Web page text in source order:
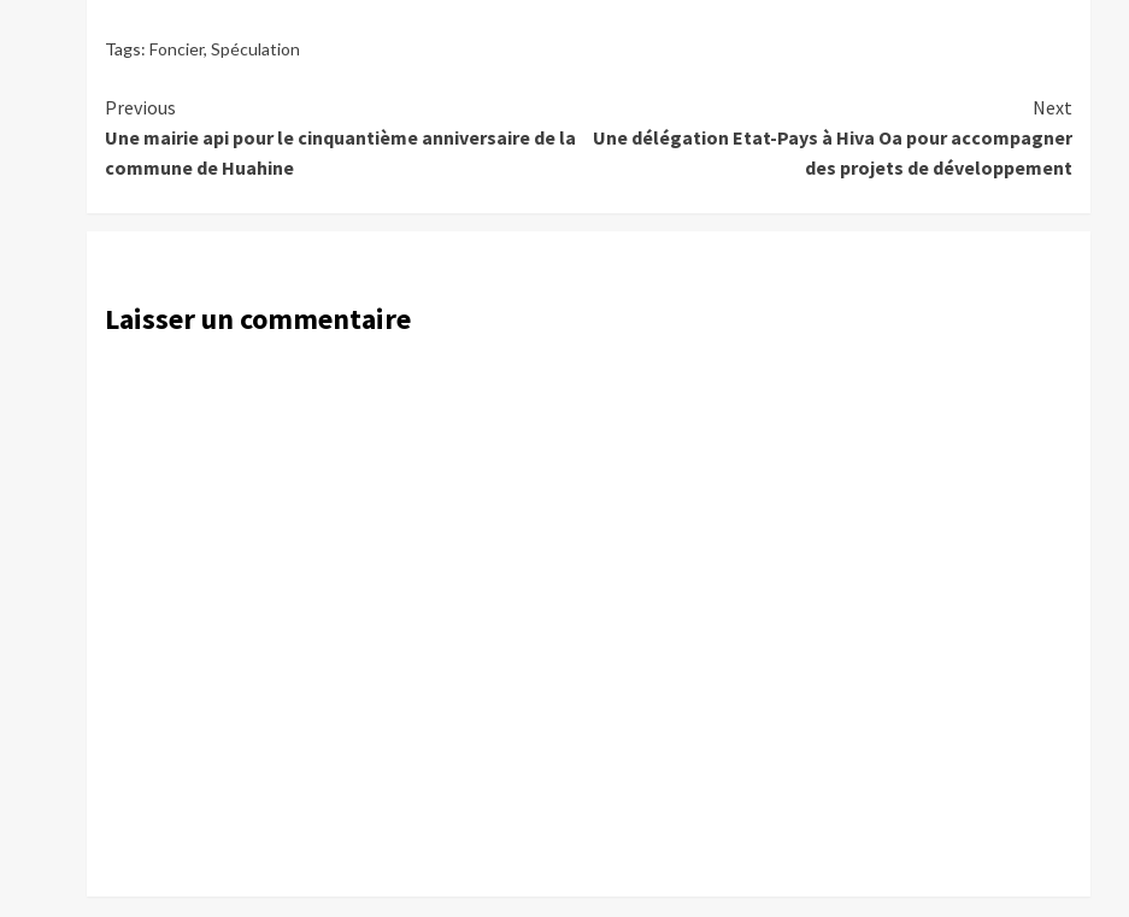
Tags: Foncier, Spéculation
Continue
Reading
Previous
Une mairie api pour le cinquantième anniversaire de la
commune de Huahine
Next
Une délégation Etat-Pays à Hiva Oa pour accompagner
des projets de développement
Laisser un commentaire